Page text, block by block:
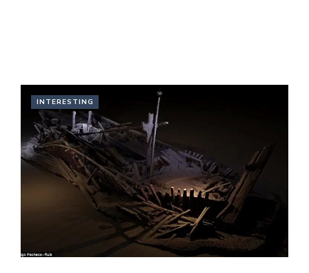
INTERESTING